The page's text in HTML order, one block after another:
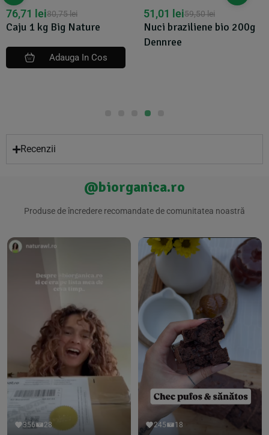
Nuci braziliene bio 200g
59,50lei
51,01 lei
Nuci macadamia eco,
250g - Obio
89,81lei
83,03 lei
Recenzii
@biorganica.ro
Produse de încredere recomandate de comunitatea noastră
356 28 245 18